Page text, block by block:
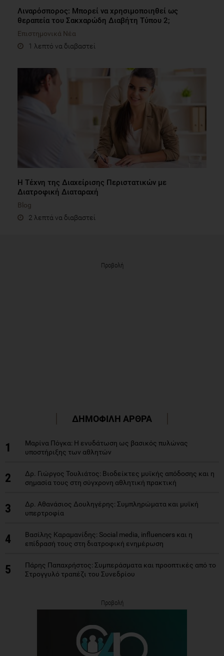
Λιναρόσπορος: Μπορεί να χρησιμοποιηθεί ως
θεραπεία του Σακχαρώδη Διαβήτη Τύπου 2;
Επιστημονικά Νέα
1 λεπτό να διαβαστεί
Η Τέχνη της Διαχείρισης Περιστατικών με
Διατροφική Διαταραχή
Blog
2 λεπτά να διαβαστεί
Προβολή
ΔΗΜΟΦΙΛΗ ΑΡΘΡΑ
1
Μαρίνα Πόγκα: Η ενυδάτωση ως βασικός πυλώνας
υποστήριξης των αθλητών
2
Δρ. Γιώργος Τουλιάτος: Βιοδείκτες μυϊκής απόδοσης και η
σημασία τους στη σύγχρονη αθλητική πρακτική
3
Δρ. Αθανάσιος Δουληγέρης: Συμπληρώματα και μυϊκή
υπερτροφία
4
Βασίλης Καραμανίδης: Social media, influencers και η
επίδρασή τους στη διατροφική ενημέρωση
5
Πάρης Παπαχρήστος: Συμπεράσματα και προοπτικές από το
Στρογγυλό τραπέζι του Συνεδρίου
Προβολή